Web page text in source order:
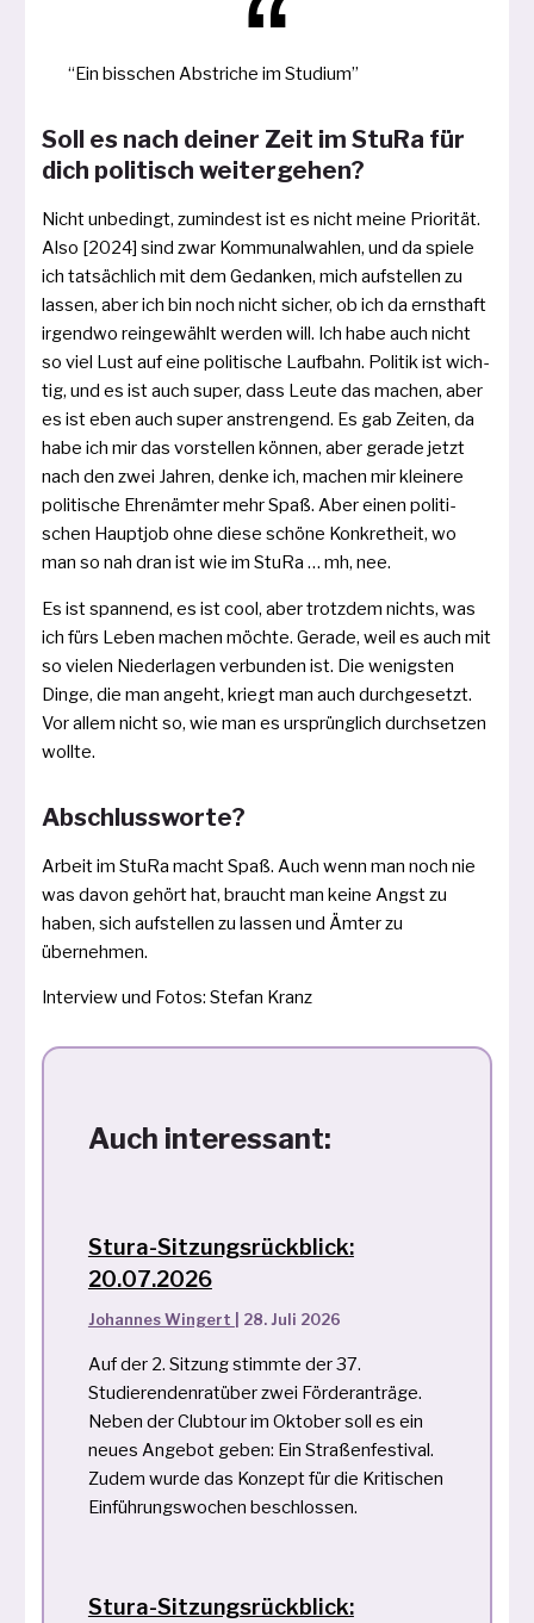
“Ein biss­chen Abstriche im Studium”
Soll es nach deiner Zeit im StuRa für
dich politisch weitergehen?
Nicht unbe­dingt, zumin­dest ist es nicht mei­ne Priorität.
Also [2024] sind zwar Kommunalwahlen, und da spie­le
ich tat­säch­lich mit dem Gedanken, mich auf­stel­len zu
las­sen, aber ich bin noch nicht sicher, ob ich da ernst­haft
irgend­wo rein­ge­wählt wer­den will. Ich habe auch nicht
so viel Lust auf eine poli­ti­sche Laufbahn. Politik ist wich­
tig, und es ist auch super, dass Leute das machen, aber
es ist eben auch super anstren­gend. Es gab Zeiten, da
habe ich mir das vor­stel­len kön­nen, aber gera­de jetzt
nach den zwei Jahren, den­ke ich, machen mir klei­ne­re
poli­ti­sche Ehrenämter mehr Spaß. Aber einen poli­ti­
schen Hauptjob ohne die­se schö­ne Konkretheit, wo
man so nah dran ist wie im StuRa … mh, nee.
Es ist span­nend, es ist cool, aber trotz­dem nichts, was
ich fürs Leben machen möch­te. Gerade, weil es auch mit
so vie­len Niederlagen ver­bun­den ist. Die wenigs­ten
Dinge, die man angeht, kriegt man auch durch­ge­setzt.
Vor allem nicht so, wie man es ursprüng­lich durch­set­zen
wollte.
Abschlussworte?
Arbeit im StuRa macht Spaß. Auch wenn man noch nie
was davon gehört hat, braucht man kei­ne Angst zu
haben, sich auf­stel­len zu las­sen und Ämter zu
übernehmen.
Interview und Fotos: Stefan Kranz
Auch interessant:
Stura-Sitzungsrückblick:
20.07.2026
Johannes Wingert 28. Juli 2026
Auf der 2. Sitzung stimmte der 37.
Studierendenratüber zwei Förderanträge.
Neben der Clubtour im Oktober soll es ein
neues Angebot geben: Ein Straßenfestival.
Zudem wurde das Konzept für die Kritischen
Einführungswochen beschlossen.
Stura-Sitzungsrückblick: